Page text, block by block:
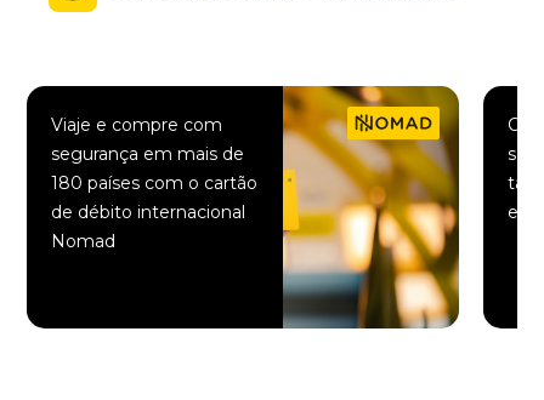
Viaje e compre com
segurança em mais de
180 países com o cartão
de débito internacional
Nomad